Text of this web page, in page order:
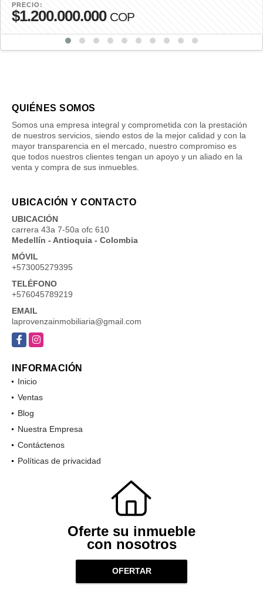
PRECIO:
$1.200.000.000 COP
QUIÉNES SOMOS
Somos una empresa integral y comprometida con la prestación
de nuestros servicios, siendo estos de la mejor calidad y con la
mayor transparencia en el mercado, nuestro compromiso es
que todos nuestros clientes tengan un apoyo y un aliado en la
venta y compra de sus inmuebles.
UBICACIÓN Y CONTACTO
UBICACIÓN
carrera 43a 7-50a ofc 610
Medellín - Antioquia - Colombia
MÓVIL
+573005279395
TELÉFONO
+576045789219
EMAIL
laprovenzainmobiliaria@gmail.com
INFORMACIÓN
Inicio
Ventas
Blog
Nuestra Empresa
Contáctenos
Oferte su inmueble
con nosotros
OFERTAR